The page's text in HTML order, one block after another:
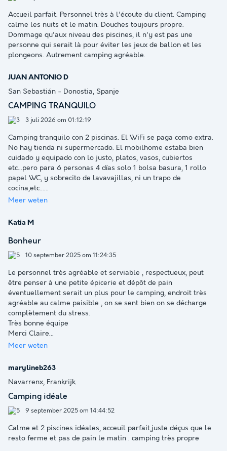
Accueil parfait. Personnel très à l'écoute du client. Camping
calme les nuits et le matin. Douches toujours propre.
Dommage qu'aux niveau des piscines, il n'y est pas une
personne qui serait là pour éviter les jeux de ballon et les
plongeons. Autrement camping agréable.
JUAN ANTONIO D
San Sebastián - Donostia, Spanje
CAMPING TRANQUILO
3 juli 2026 om 01:12:19
Camping tranquilo con 2 piscinas. El WiFi se paga como extra.
No hay tienda ni supermercado. El mobilhome estaba bien
cuidado y equipado con lo justo, platos, vasos, cubiertos
etc...pero para 6 personas 4 días solo 1 bolsa basura, 1 rollo
papel WC, y sobrecito de lavavajillas, ni un trapo de
cocina,etc......
Meer weten
Katia M
Bonheur
10 september 2025 om 11:24:35
Le personnel très agréable et serviable , respectueux, peut
être penser à une petite épicerie et dépôt de pain
éventuellement serait un plus pour le camping, endroit très
agréable au calme paisible , on se sent bien on se décharge
complètement du stress.
Très bonne équipe
Merci Claire...
Meer weten
marylineb263
Navarrenx, Frankrijk
Camping idéale
9 september 2025 om 14:44:52
Calme et 2 piscines idéales, acceuil parfait,juste déçus que le
resto ferme et pas de pain le matin . camping très propre